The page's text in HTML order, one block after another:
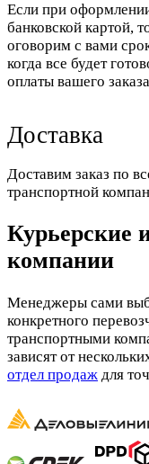
Если при
банковской картой,
оговорим с вами
когда все будет
оплаты вашего
Доставка
Доставим заказ по
транспортной
Курьерские
компании
Менеджеры сами
конкретного
транспортными
зависят от
отдел продаж для